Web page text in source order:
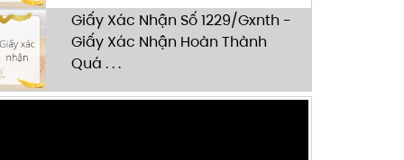
Giấy Xác Nhận Số 1229/Gxnth -
Giấy Xác Nhận Hoàn Thành
Quá . . .